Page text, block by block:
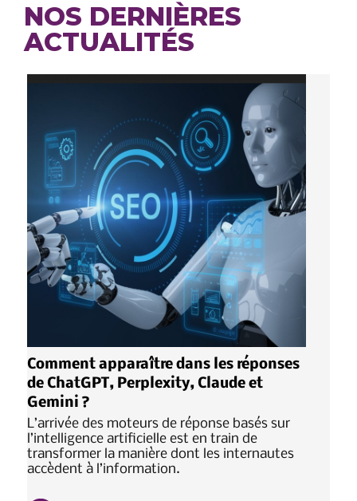
NOS DERNIÈRES
ACTUALITÉS
Comment apparaître dans les réponses
de ChatGPT, Perplexity, Claude et
Gemini ?
L’arrivée des moteurs de réponse basés sur
l’intelligence artificielle est en train de
transformer la manière dont les internautes
accèdent à l’information.